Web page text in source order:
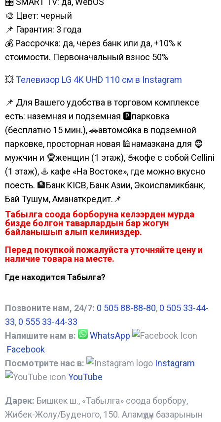
🎨 Цвет: черный
📌 Гарантия: 3 года
💰 Рассрочка: да, через банк или да, +10% к
стоимости. Первоначальный взнос 50%
💥Телевизор LG 4K UHD 110 см в Instagram
📌 Для Вашего удобства в торговом комплексе
есть: наземная и подземная 🅿парковка
(бесплатно 15 мин.), 🚗автомойка в подземной
парковке, просторная новая 🕌намазкана для 🧔
мужчин и 🧕женщин (1 этаж), ☕кофе с собой Cellini
(1 этаж), ♨️ кафе «На Востоке», где можно вкусно
поесть. 🏦Банк KICB, Банк Азии, Экоисламикбанк,
Бай Тушум, Аманаткредит.📌
Табылга соода борборуна келээрден мурда
бизде болгон таварлардын бар жогун
байланышып алып келиниздер.
Перед покупкой пожалуйста уточняйте цену и
наличие товара на месте.
Где находится Табылга?
Позвоните нам, 24/7: 0 505 88-88-80, 0 505 33-44-
33, 0 555 33-44-33
Напишите нам в:
WhatsApp
Facebook
Посмотрите нас в:
Instagram
YouTube
Дарек: Бишкек ш., «Табылга» соода борбору,
Жибек-Жолу/Буденого, 150. Аламүдүн базарынын